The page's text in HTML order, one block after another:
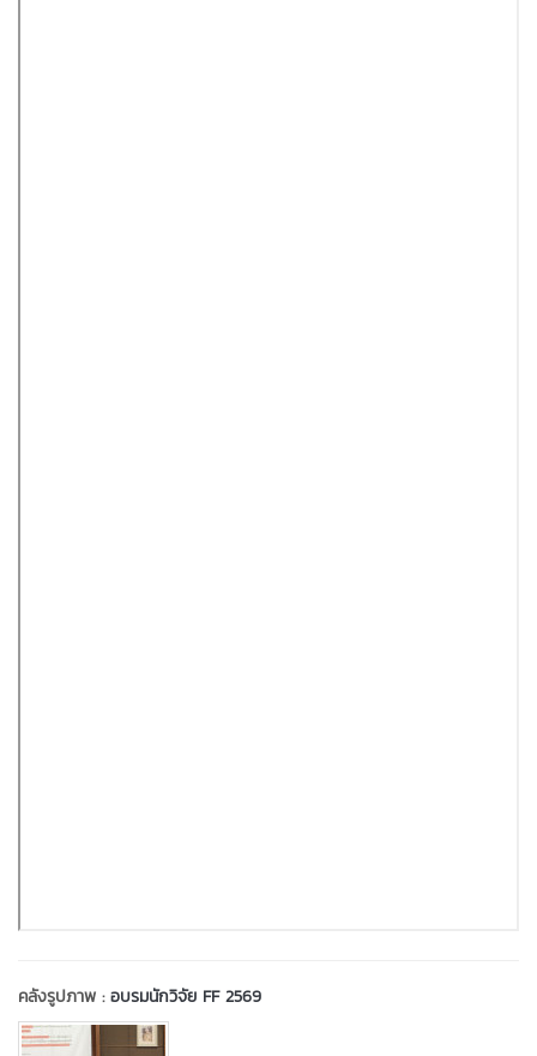
คลังรูปภาพ :อบรมนักวิจัย FF 2569